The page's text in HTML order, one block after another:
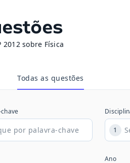
2012 sobre Física
Todas as questões
1
Ano